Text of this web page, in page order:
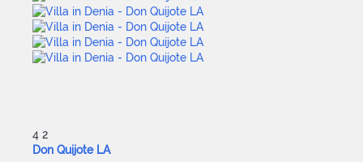
4 2
Don Quijote LA